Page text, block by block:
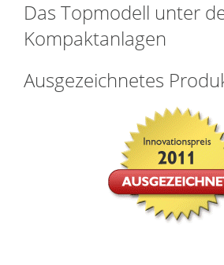
Das Topmodell unter
Kompaktanlagen
Ausgezeichnetes